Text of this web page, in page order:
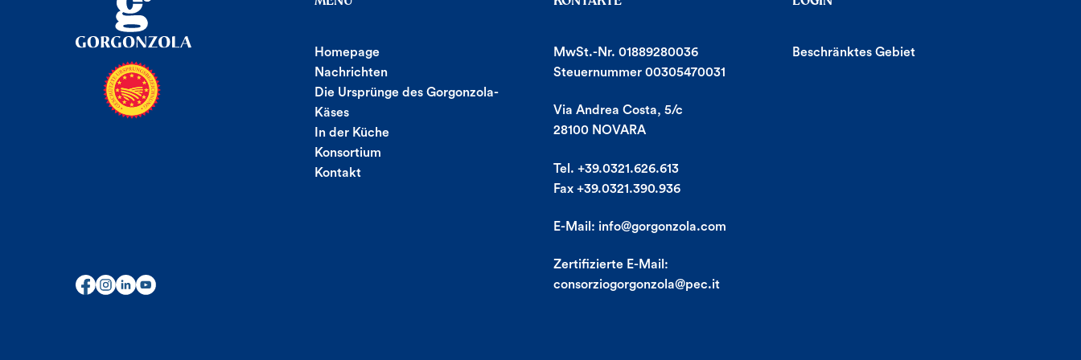
Homepage
Nachrichten
Die Ursprünge des Gorgonzola-
Käses
In der Küche
Konsortium
Kontakt
MwSt.-Nr. 01889280036
Steuernummer 00305470031
Via Andrea Costa, 5/c
28100 NOVARA
Tel. +39.0321.626.613
Fax +39.0321.390.936
E-Mail: info@gorgonzola.com
Zertifizierte E-Mail:
consorziogorgonzola@pec.it
Beschränktes Gebiet